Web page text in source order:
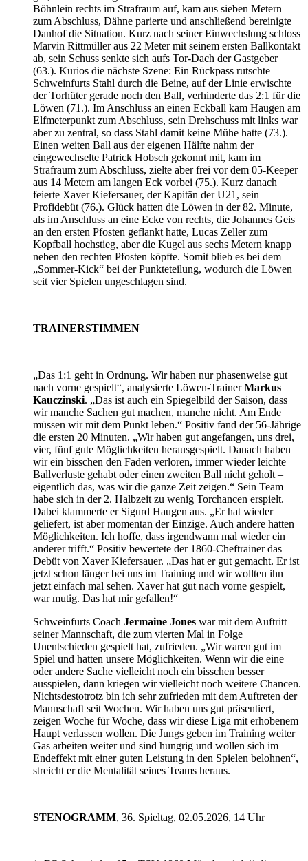
Böhnlein rechts im Strafraum auf, kam aus sieben Metern
zum Abschluss, Dähne parierte und anschließend bereinigte
Danhof die Situation. Kurz nach seiner Einwechslung schloss
Marvin Rittmüller aus 22 Meter mit seinem ersten Ballkontakt
ab, sein Schuss senkte sich aufs Tor-Dach der Gastgeber
(63.). Kurios die nächste Szene: Ein Rückpass rutschte
Schweinfurts Stahl durch die Beine, auf der Linie erwischte
der Torhüter gerade noch den Ball, verhinderte das 2:1 für die
Löwen (71.). Im Anschluss an einen Eckball kam Haugen am
Elfmeterpunkt zum Abschluss, sein Drehschuss mit links war
aber zu zentral, so dass Stahl damit keine Mühe hatte (73.).
Einen weiten Ball aus der eigenen Hälfte nahm der
eingewechselte Patrick Hobsch gekonnt mit, kam im
Strafraum zum Abschluss, zielte aber frei vor dem 05-Keeper
aus 14 Metern am langen Eck vorbei (75.). Kurz danach
feierte Xaver Kiefersauer, der Kapitän der U21, sein
Profidebüt (76.). Glück hatten die Löwen in der 82. Minute,
als im Anschluss an eine Ecke von rechts, die Johannes Geis
an den ersten Pfosten geflankt hatte, Lucas Zeller zum
Kopfball hochstieg, aber die Kugel aus sechs Metern knapp
neben den rechten Pfosten köpfte. Somit blieb es bei dem
„Sommer-Kick“ bei der Punkteteilung, wodurch die Löwen
seit vier Spielen ungeschlagen sind.
TRAINERSTIMMEN
„Das 1:1 geht in Ordnung. Wir haben nur phasenweise gut
nach vorne gespielt“, analysierte Löwen-TrainerMarkus
Kauczinski. „Das ist auch ein Spiegelbild der Saison, dass
wir manche Sachen gut machen, manche nicht. Am Ende
müssen wir mit dem Punkt leben.“ Positiv fand der 56-Jährige
die ersten 20 Minuten. „Wir haben gut angefangen, uns drei,
vier, fünf gute Möglichkeiten herausgespielt. Danach haben
wir ein bisschen den Faden verloren, immer wieder leichte
Ballverluste gehabt oder einen zweiten Ball nicht geholt –
eigentlich das, was wir die ganze Zeit zeigen.“ Sein Team
habe sich in der 2. Halbzeit zu wenig Torchancen erspielt.
Dabei klammerte er Sigurd Haugen aus. „Er hat wieder
geliefert, ist aber momentan der Einzige. Auch andere hatten
Möglichkeiten. Ich hoffe, dass irgendwann mal wieder ein
anderer trifft.“ Positiv bewertete der 1860-Cheftrainer das
Debüt von Xaver Kiefersauer. „Das hat er gut gemacht. Er ist
jetzt schon länger bei uns im Training und wir wollten ihn
jetzt einfach mal sehen. Xaver hat gut nach vorne gespielt,
war mutig. Das hat mir gefallen!“
Schweinfurts Coach Jermaine Jones war mit dem Auftritt
seiner Mannschaft, die zum vierten Mal in Folge
Unentschieden gespielt hat, zufrieden. „Wir waren gut im
Spiel und hatten unsere Möglichkeiten. Wenn wir die eine
oder andere Sache vielleicht noch ein bisschen besser
ausspielen, dann kriegen wir vielleicht noch weitere Chancen.
Nichtsdestotrotz bin ich sehr zufrieden mit dem Auftreten der
Mannschaft seit Wochen. Wir haben uns gut präsentiert,
zeigen Woche für Woche, dass wir diese Liga mit erhobenem
Haupt verlassen wollen. Die Jungs geben im Training weiter
Gas arbeiten weiter und sind hungrig und wollen sich im
Endeffekt mit einer guten Leistung in den Spielen belohnen“,
streicht er die Mentalität seines Teams heraus.
STENOGRAMM, 36. Spieltag, 02.05.2026, 14 Uhr